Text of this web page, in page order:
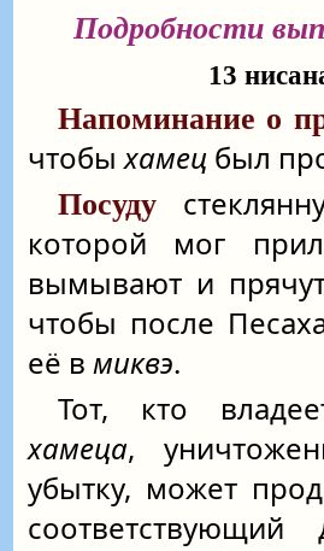
Подробности
13
Напоминание о
чтобыхамец был
Посуду
которой мог
вымывают и
чтобы после
её в миквэ.
Тот, кто
хамеца,
убытку, может